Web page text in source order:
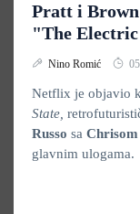
Pratt i
"The
Nino Romić
Netflix je objavio
State,
Russo sa
glavnim ulogama.